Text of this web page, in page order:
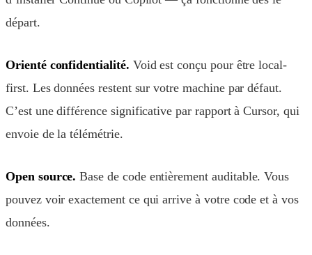
départ.
Orienté confidentialité. Void est conçu pour être local-
first. Les données restent sur votre machine par défaut.
C’est une différence significative par rapport à Cursor, qui
envoie de la télémétrie.
Open source. Base de code entièrement auditable. Vous
pouvez voir exactement ce qui arrive à votre code et à vos
données.